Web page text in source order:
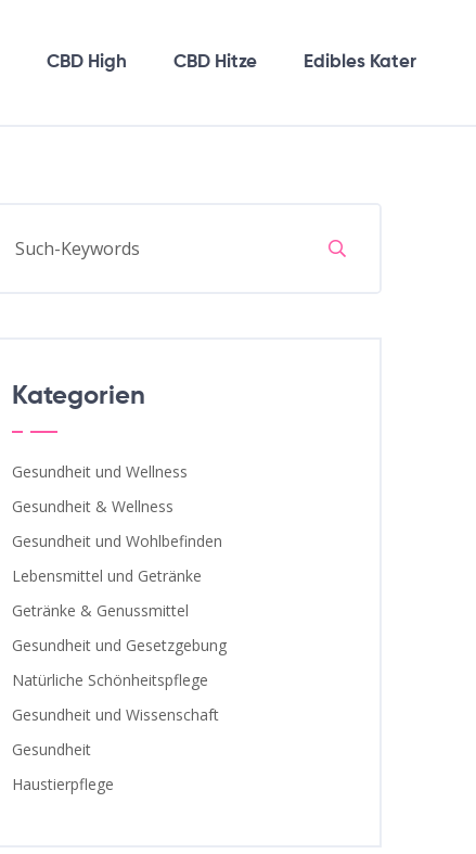
CBD High CBD Hitze Edibles Kater
Kategorien
Gesundheit und Wellness
Gesundheit & Wellness
Gesundheit und Wohlbefinden
Lebensmittel und Getränke
Getränke & Genussmittel
Gesundheit und Gesetzgebung
Natürliche Schönheitspflege
Gesundheit und Wissenschaft
Gesundheit
Haustierpflege